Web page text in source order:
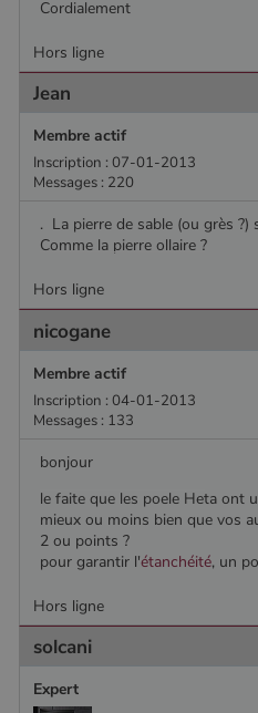
Cordialement
Hors ligne
Jean
Membre actif
Inscription : 07-01-2013
Messages : 220
. La pierre de sable (ou grès
Comme la pierre ollaire ?
Hors ligne
nicogane
Membre actif
Inscription : 04-01-2013
Messages : 133
bonjour
le faite que les poele Heta ont
mieux ou moins bien que vos
2 ou points ?
pour garantir l'étanchéité, un
Hors ligne
solcani
Expert